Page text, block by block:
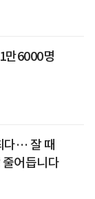
만6000명
다… 잘 때
어듭니다